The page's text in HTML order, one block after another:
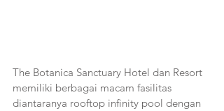
The Botanica Sanctuary Hotel dan Resort
memiliki berbagai macam fasilitas
diantaranya rooftop infinity pool dengan